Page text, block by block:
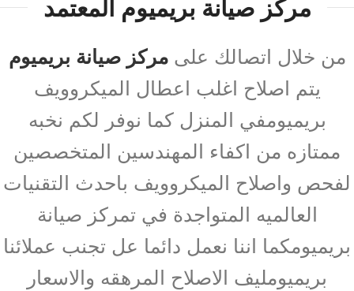
مركز صيانة بريميوم المعتمد
من خلال اتصالك علىمركز صيانة بريميوم
يتم اصلاح اغلب اعطال الميكروويف
بريميومفي المنزل كما نوفر لكم نخبه
ممتازه من اكفاء المهندسين المتخصصين
لفحص واصلاح الميكروويف باحدث التقنيات
العالميه المتواجدة في تمركز صيانة
بريميومكما اننا نعمل دائما عل تجنب عملائنا
بريميومليف الاصلاح المرهقه والاسعار